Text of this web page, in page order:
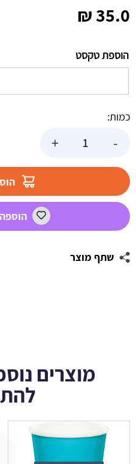
35.0
₪
הוספת טקסט
כמות:
-
דונאטס
+
שתף מוצר
מוצרים